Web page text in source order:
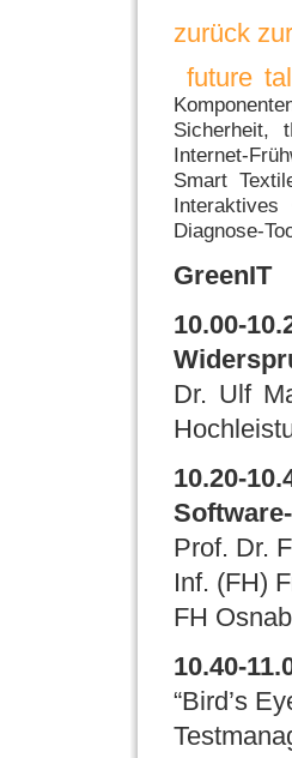
zurück
future
Sicherheit,
Internet-
Smart
Interaktives
Diagnose-
GreenIT
10.00-
Dr. Ulf
10.20-
Prof. Dr.
Inf. (FH)
FH
10.40-
“Bird’s